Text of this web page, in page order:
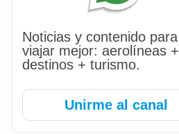
Noticias y contenido para
viajar mejor: aerolíneas +
destinos + turismo.
Unirme al canal